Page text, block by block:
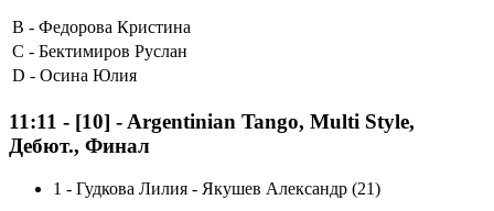
B - Федорова Кристина
C - Бектимиров Руслан
D - Осина Юлия
11:11 - [10] - Argentinian Tango, Multi Style,
Дебют., Финал
1 - Гудкова Лилия - Якушев Александр (21)